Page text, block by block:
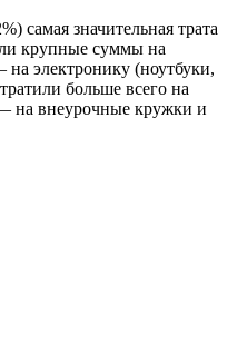
самая значительная трата
крупные суммы на
электронику (ноутбуки,
больше всего на
на внеурочные кружки и